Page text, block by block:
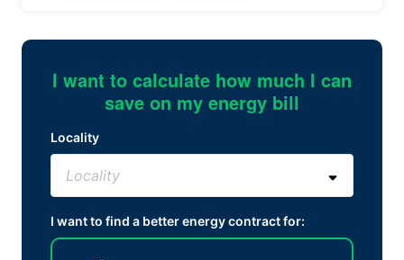
I want to calculate how much I can
save on my energy bill
Locality
I want to find a better energy contract for: